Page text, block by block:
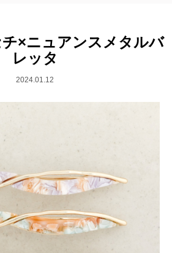
×ニュアンスメタルバ
レッタ
2024.01.12